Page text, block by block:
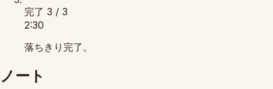
完了 3 / 3
2:30
落ちきり完了。
ノート